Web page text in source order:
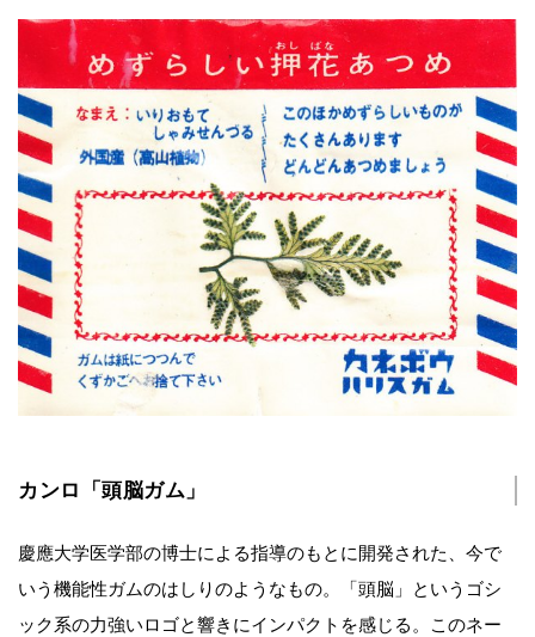
カンロ「頭脳ガム」
慶應大学医学部の博士による指導のもとに開発された、今で
いう機能性ガムのはしりのようなもの。「頭脳」というゴシ
ック系の力強いロゴと響きにインパクトを感じる。このネー